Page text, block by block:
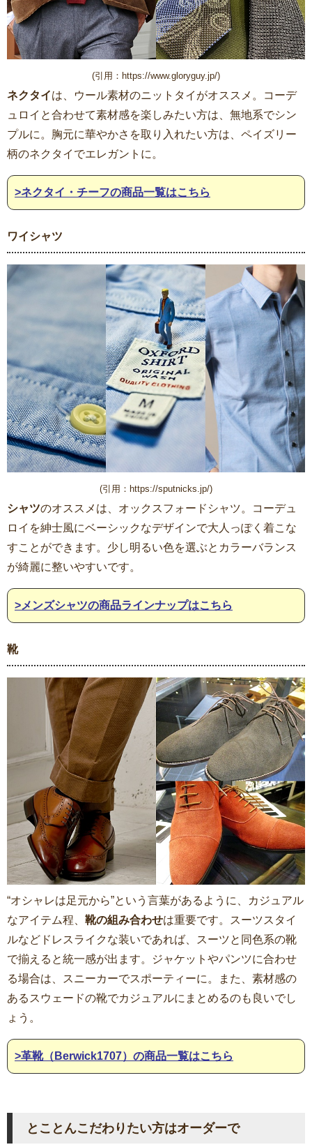
(引用：https://www.gloryguy.jp/)
ネクタイは、ウール素材のニットタイがオススメ。コーデ
ュロイと合わせて素材感を楽しみたい方は、無地系でシン
プルに。胸元に華やかさを取り入れたい方は、ペイズリー
柄のネクタイでエレガントに。
>ネクタイ・チーフの商品一覧はこちら
ワイシャツ
(引用：https://sputnicks.jp/)
シャツのオススメは、オックスフォードシャツ。コーデュ
ロイを紳士風にベーシックなデザインで大人っぽく着こな
すことができます。少し明るい色を選ぶとカラーバランス
が綺麗に整いやすいです。
>メンズシャツの商品ラインナップはこちら
靴
“オシャレは足元から”という言葉があるように、カジュアル
なアイテム程、 靴の組み合わせは重要です。スーツスタイ
ルなどドレスライクな装いであれば、スーツと同色系の靴
で揃えると統一感が出ます。ジャケットやパンツに合わせ
る場合は、スニーカーでスポーティーに。また、素材感の
あるスウェードの靴でカジュアルにまとめるのも良いでし
ょう。
>革靴（Berwick1707）の商品一覧はこちら
とことんこだわりたい方はオーダーで